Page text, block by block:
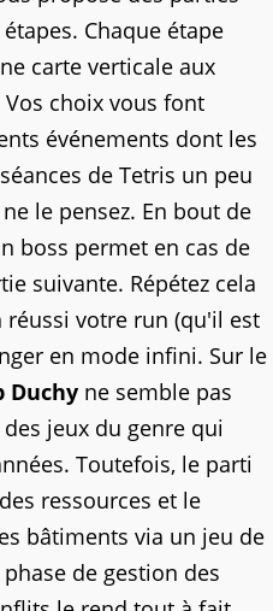
Chaque étape
carte verticale aux
choix vous font
événements dont les
de Tetris un peu
le pensez. En bout de
boss permet en cas de
suivante. Répétez cela
votre run (qu'il est
en mode infini. Sur le
Duchy ne semble pas
jeux du genre qui
Toutefois, le parti
ressources et le
bâtiments via un jeu de
de gestion des